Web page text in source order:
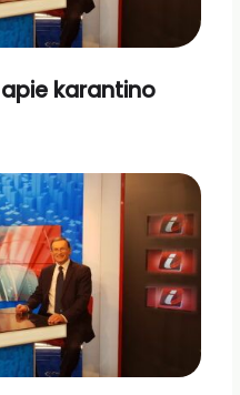
karantino